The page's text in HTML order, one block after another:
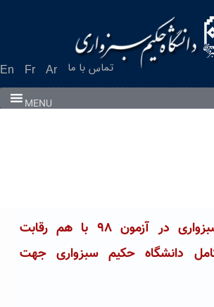
En Fr Ar تماس با ما
MENU
۶۲۴۰ داوطلب سبزواری در آزمون ۹۸ با هم رقابت
دانشگاه حکیم سبزواری جهت